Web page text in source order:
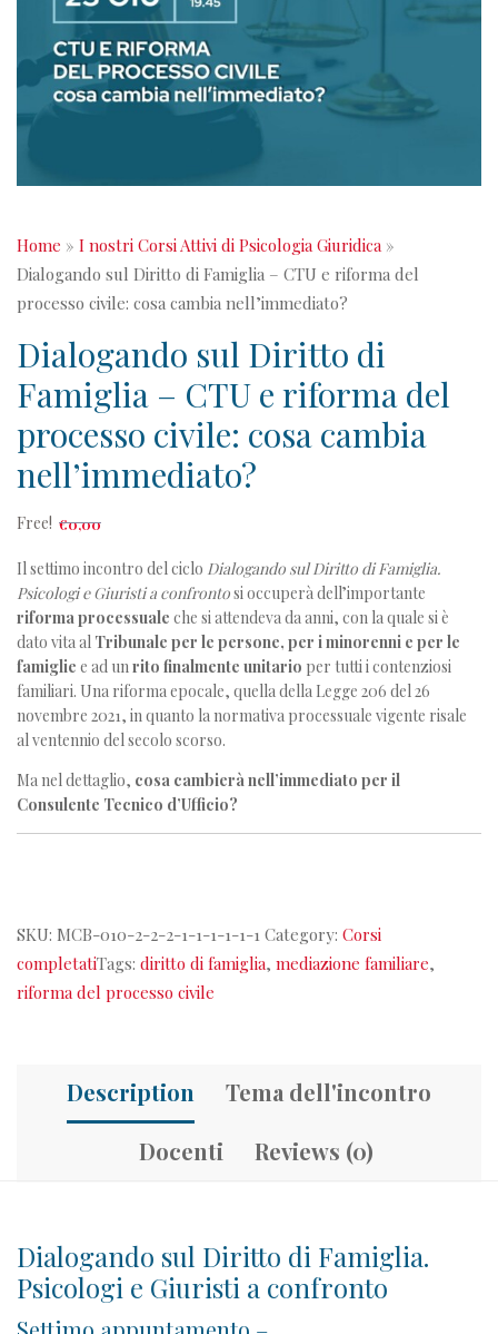
Home » I nostri Corsi Attivi di Psicologia Giuridica»
Dialogando sul Diritto di Famiglia – CTU e riforma del
processo civile: cosa cambia nell’immediato?
Dialogando sul Diritto di
Famiglia – CTU e riforma del
processo civile: cosa cambia
nell’immediato?
Free! €0,00
Il settimo incontro del ciclo Dialogando sul Diritto di Famiglia.
Psicologi e Giuristi a confrontosi occuperà dell’importante
riforma processuale che si attendeva da anni, con la quale si è
dato vita al Tribunale per le persone, per i minorenni e per le
famiglie e ad unrito finalmente unitario per tutti i contenziosi
familiari. Una riforma epocale, quella della Legge 206 del 26
novembre 2021, in quanto la normativa processuale vigente risale
al ventennio del secolo scorso.
Ma nel dettaglio, cosa cambierà nell’immediato per il
Consulente Tecnico d’Ufficio?
SKU: MCB-010-2-2-2-1-1-1-1-1-1 Category: Corsi
completatiTags: diritto di famiglia, mediazione familiare,
riforma del processo civile
Description
Tema dell'incontro
Docenti
Reviews (0)
Dialogando sul Diritto di Famiglia.
Psicologi e Giuristi a confronto